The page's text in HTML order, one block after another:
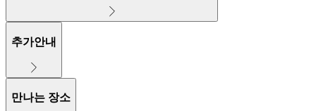
추가안내
만나는 장소